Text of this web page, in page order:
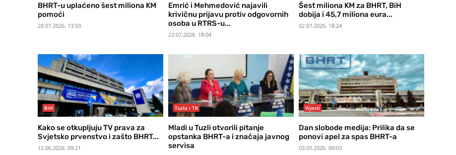
BHRT-u uplaćeno šest miliona KM
pomoći
28.07.2026. 13:50
Emrić i Mehmedović najavili
krivičnu prijavu protiv odgovornih
osoba u RTRS-u...
23.07.2026. 18:04
Šest miliona KM za BHRT, BiH
dobija i 45,7 miliona eura...
02.07.2026. 18:24
BiH
Kako se otkupljuju TV prava za
Svjetsko prvenstvo i zašto BHRT...
12.06.2026. 09:21
Tuzla i TK
Mladi u Tuzli otvorili pitanje
opstanka BHRT-a i značaja javnog
servisa
Vijesti
Dan slobode medija: Prilika da se
ponovi apel za spas BHRT-a
03.05.2026. 09:03